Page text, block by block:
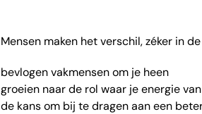
Mensen maken het verschil, zéker in
bevlogen vakmensen om je heen
groeien naar de rol waar je energie
de kans om bij te dragen aan een